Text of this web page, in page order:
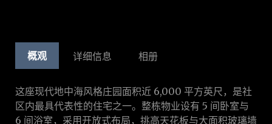
概观 详细信息 相册
这座现代地中海风格庄园面积近 6,000 平方英尺，是社
区内最具代表性的住宅之一。整栋物业设有 5 间卧室与
6 间浴室，采用开放式布局，挑高天花板与大面积玻璃墙